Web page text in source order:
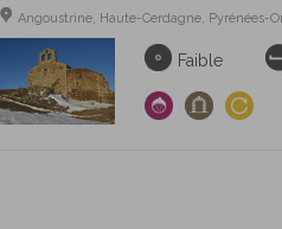
Angoustrine, Haute-Cerdagne, Pyrénées-
Faible